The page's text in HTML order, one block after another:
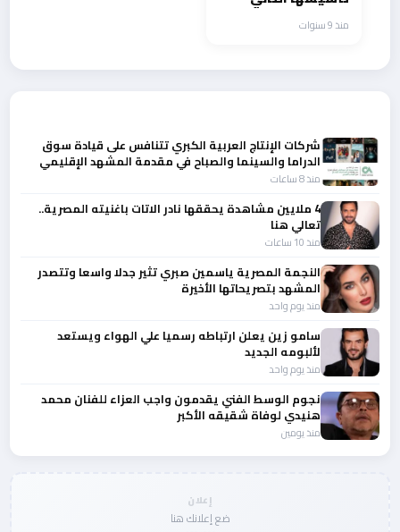
جمعية “بربارة نصّار”
تحتفي بمن قاوم
منذ 9 سنوات
شركات الإنتاج العربية الكبري تتنافس على قيادة سوق
الدراما والسينما والصباح في مقدمة المشهد الإقليمي
منذ 8 ساعات
4 ملايين مشاهدة يحققها نادر الاتات باغنيته المصرية..
تعالي هنا
منذ 10 ساعات
النجمة المصرية ياسمين صبري تثير جدلا واسعا وتتصدر
المشهد بتصريحاتها الأخيرة
منذ يوم واحد
سامو زين يعلن ارتباطه رسميا علي الهواء ويستعد
لألبومه الجديد
منذ يوم واحد
نجوم الوسط الفني يقدمون واجب العزاء للفنان محمد
هنيدي لوفاة شقيقه الأكبر
منذ يومين
إعلان
ضع إعلانك هنا